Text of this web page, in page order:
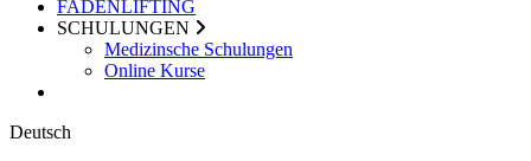
FADENLIFTING
SCHULUNGEN
Medizinsche Schulungen
Online Kurse
Deutsch